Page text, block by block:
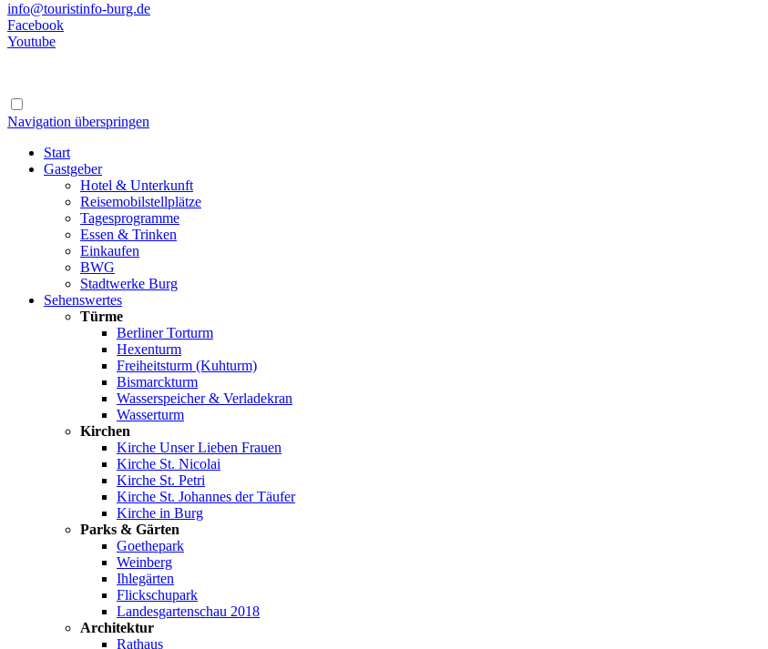
info@touristinfo-burg.de
Facebook
Youtube
Navigation überspringen
Start
Gastgeber
Hotel & Unterkunft
Reisemobilstellplätze
Tagesprogramme
Essen & Trinken
Einkaufen
BWG
Stadtwerke Burg
Sehenswertes
Türme
Berliner Torturm
Hexenturm
Freiheitsturm (Kuhturm)
Bismarckturm
Wasserspeicher & Verladekran
Wasserturm
Kirchen
Kirche Unser Lieben Frauen
Kirche St. Nicolai
Kirche St. Petri
Kirche St. Johannes der Täufer
Kirche in Burg
Parks & Gärten
Goethepark
Weinberg
Ihlegärten
Flickschupark
Landesgartenschau 2018
Architektur
Rathaus